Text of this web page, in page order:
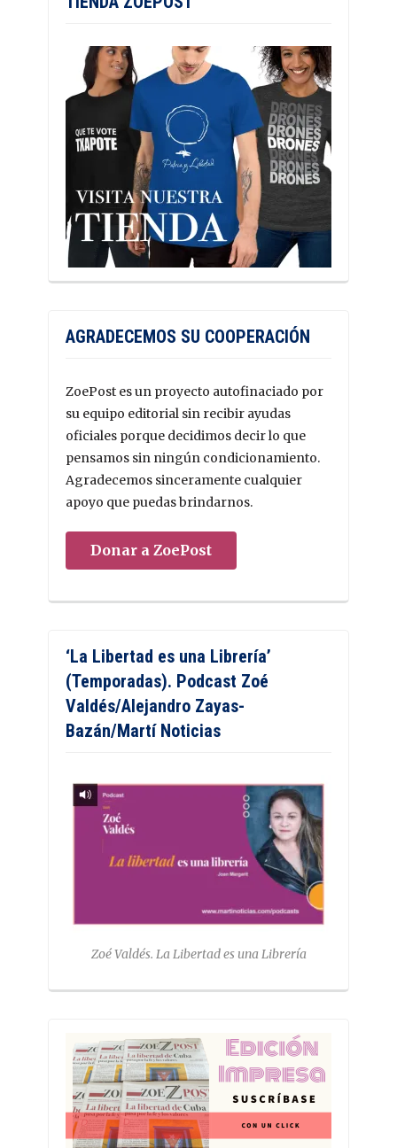
AGRADECEMOS SU COOPERACIÓN
ZoePost es un proyecto autofinaciado por
su equipo editorial sin recibir ayudas
oficiales porque decidimos decir lo que
pensamos sin ningún condicionamiento.
Agradecemos sinceramente cualquier
apoyo que puedas brindarnos.
Donar a ZoePost
‘La Libertad es una Librería’
(Temporadas). Podcast Zoé
Valdés/Alejandro Zayas-
Bazán/Martí Noticias
Zoé Valdés. La Libertad es una Librería